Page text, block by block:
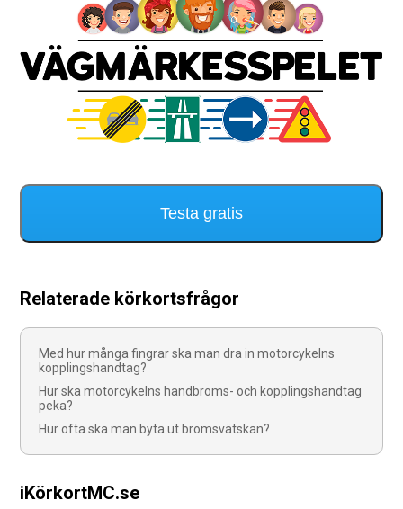
Testa gratis
Relaterade körkortsfrågor
Med hur många fingrar ska man dra in motorcykelns
kopplingshandtag?
Hur ska motorcykelns handbroms- och kopplingshandtag
peka?
Hur ofta ska man byta ut bromsvätskan?
iKörkortMC.se